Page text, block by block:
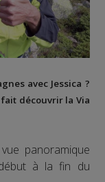
avec Jessica ?
fait découvrir la Via
panoramique
à la fin du